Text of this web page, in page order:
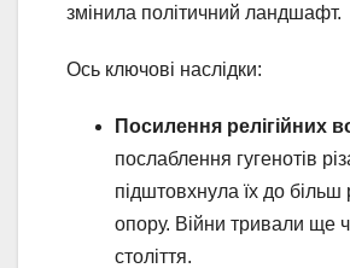
змінила політичний ландшафт.
Ось ключові наслідки:
Посилення релігійних
послаблення гугенотів
підштовхнула їх до більш
опору. Війни тривали ще
століття.